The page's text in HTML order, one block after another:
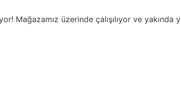
Mağazamız üzerinde çalışılıyor ve yakında